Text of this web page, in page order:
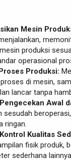
Mesin
produksi
operasional
Produksi:
di mesin,
lancar tanpa
Awal
sesudah
ringan.
Kualitas
fisik produk,
sederhana